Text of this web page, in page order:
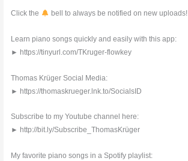
Click the bell to always be notified on new uploads!
Learn piano songs quickly and easily with this app:
► https://tinyurl.com/TKruger-flowkey
Thomas Krüger Social Media:
► https://thomaskrueger.lnk.to/SocialsID
Subscribe to my Youtube channel here:
► http://bit.ly/Subscribe_ThomasKrüger
My favorite piano songs in a Spotify playlist: